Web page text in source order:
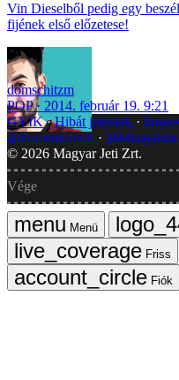
Vin Dieselből pedig egy
fijének első előzetese!
domschitzm
POP
2014. február 19. 9:21
GYIK Hibát jelentek
dokumentumok
Médiaajánlat
© 2026 Magyar Jeti Zrt.
Vége
Menü
Friss
Fiók